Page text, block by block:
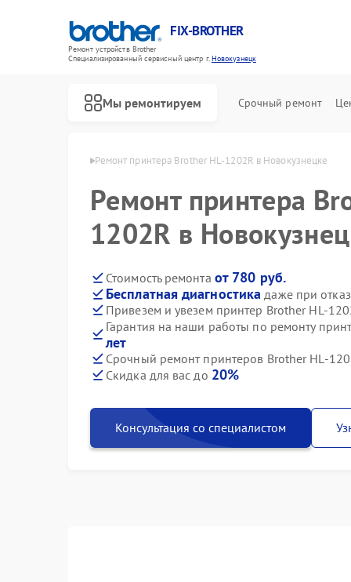
FIX-BROTHER
Ремонт устройств Brother
Специализированный cервисный центр г.Новокузнецк
Мы ремонтируем Срочный ремонт
Ремонт принтера Brother HL-1202R в Новокузнецке
Ремонт принтера
1202R в
Стоимость ремонта от 780 руб.
Бесплатная диагностика даже при
Привезем и увезем принтер Brother HL-
Гарантия на наши работы по ремонту
лет
Срочный ремонт принтеров Brother HL-
Скидка для вас до 20%
Консультация со специалистом